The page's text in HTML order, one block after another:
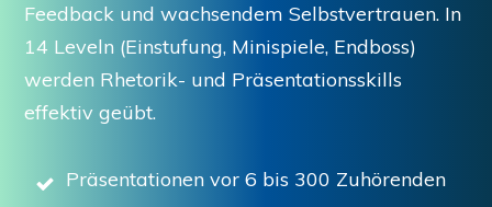
Feedback und wachsendem Selbstvertrauen. In
14 Leveln (Einstufung, Minispiele, Endboss)
werden Rhetorik- und Präsentationsskills
effektiv geübt.
Präsentationen vor 6 bis 300 Zuhörenden